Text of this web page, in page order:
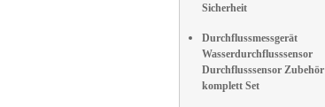
Sicherheit
Durchflussmessgerät
Wasserdurchflusssensor
Durchflusssensor Zubehör
komplett Set